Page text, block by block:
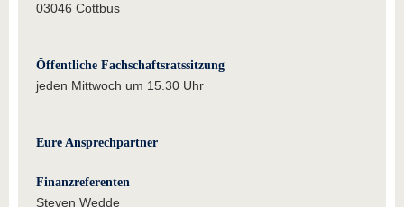
03046 Cottbus
Öffentliche Fachschaftsratssitzung
jeden Mittwoch um 15.30 Uhr
Eure Ansprechpartner
Finanzreferenten
Steven Wedde